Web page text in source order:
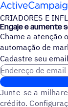
Pular para o
CRIADORES E
Engaje e aumente
Chame a atenção
automação de
Cadastre seu
Endereço de email
Junte-se a
crédito.